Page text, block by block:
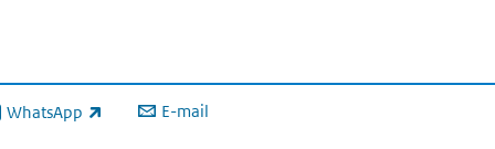
WhatsApp
link) E-mail